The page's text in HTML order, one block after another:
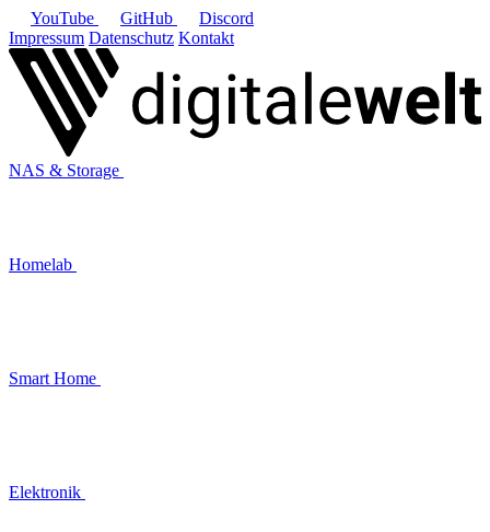
YouTube GitHub
Discord
Impressum Datenschutz Kontakt
NAS & Storage
Homelab
Smart Home
Elektronik